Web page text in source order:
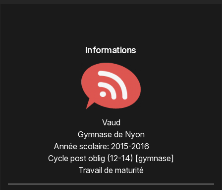
Informations
Vaud
Gymnase de Nyon
Année scolaire: 2015-2016
Cycle post oblig (12-14) [gymnase]
Travail de maturité